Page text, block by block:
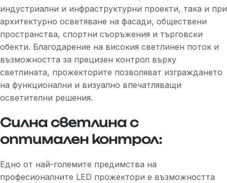
индустриални и инфраструктурни проекти, така и при
архитектурно осветяване на фасади, обществени
пространства, спортни съоръжения и търговски
обекти. Благодарение на високия светлинен поток и
възможността за прецизен контрол върху
светлината, прожекторите позволяват изграждането
на функционални и визуално впечатляващи
осветителни решения.
Силна светлина с
оптимален контрол:
Едно от най-големите предимства на
професионалните LED прожектори е възможността